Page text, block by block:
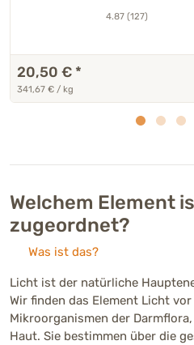
4.87 (127)
20,50 € *
341,67 € / kg
Welchem Element
zugeordnet?
Was ist das?
Licht ist der natürliche
Wir finden das Element Licht
Mikroorganismen der
Haut. Sie bestimmen über die